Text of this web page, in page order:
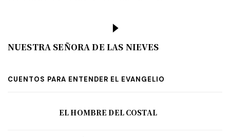
NUESTRA SEÑORA DE LAS NIEVES
CUENTOS PARA ENTENDER EL EVANGELIO
EL HOMBRE DEL COSTAL